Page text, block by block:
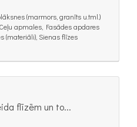
(marmors, granīts u.tml.)
apmales, Fasādes apdares
(materiāli), Sienas flīzes
flīzēm un to...